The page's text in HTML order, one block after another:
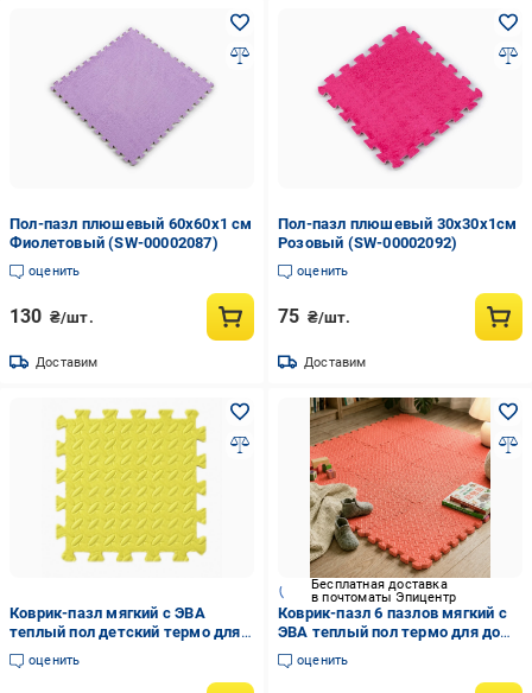
Пол-пазл плюшевый 60х60х1 см
Фиолетовый (SW-00002087)
оценить
130 ₴/шт.
Доставим
Пол-пазл плюшевый 30х30х1см
Розовый (SW-00002092)
оценить
75 ₴/шт.
Доставим
Коврик-пазл мягкий с ЭВА
теплый пол детский термо для
дома в детскую комнату без
покрытия 30х30 см Желтый
оценить
Бесплатная доставка
в почтоматы Эпицентр
Коврик-пазл 6 пазлов мягкий с
ЭВА теплый пол термо для дома
в детскую комнату без
покрытия 60х90 см Красный
оценить